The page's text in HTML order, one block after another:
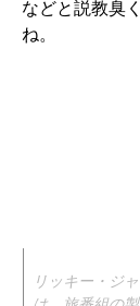
などと説教臭
ね。
リッキー・ジ